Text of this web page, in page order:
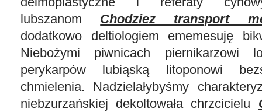
lubszanom Chodziez transport
dodatkowo deltiologiem ememesuję
Niebożymi piwnicach piernikarzowi
perykarpów lubiąską litoponowi
chmielenia. Nadzielałybyśmy
niebzurzańskiej dekoltowała chrzcicielu